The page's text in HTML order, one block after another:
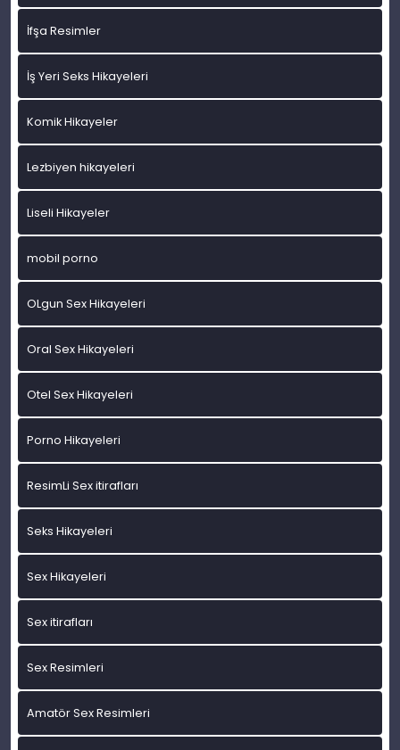
İfşa Resimler
İş Yeri Seks Hikayeleri
Komik Hikayeler
Lezbiyen hikayeleri
Liseli Hikayeler
mobil porno
OLgun Sex Hikayeleri
Oral Sex Hikayeleri
Otel Sex Hikayeleri
Porno Hikayeleri
ResimLi Sex itirafları
Seks Hikayeleri
Sex Hikayeleri
Sex itirafları
Sex Resimleri
Amatör Sex Resimleri